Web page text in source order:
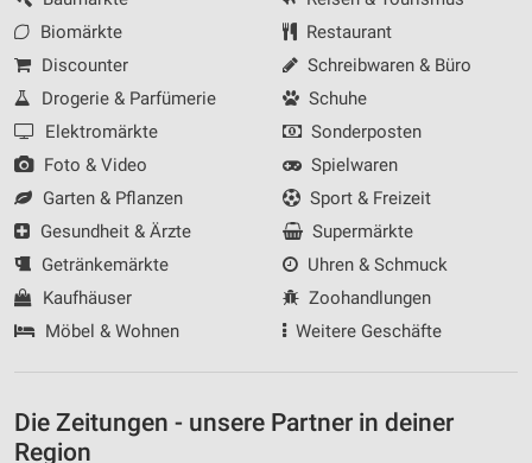
Biomärkte
Discounter
Drogerie & Parfümerie
Elektromärkte
Foto & Video
Garten & Pflanzen
Gesundheit & Ärzte
Getränkemärkte
Kaufhäuser
Möbel & Wohnen
Restaurant
Schreibwaren & Büro
Schuhe
Sonderposten
Spielwaren
Sport & Freizeit
Supermärkte
Uhren & Schmuck
Zoohandlungen
Weitere Geschäfte
Die Zeitungen - unsere Partner in deiner
Region